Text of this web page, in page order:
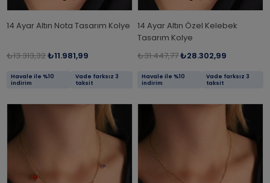
14 Ayar Altın Nota Tasarım Kolye
₺13.313,32₺11.981,99
Havale ile %10
indirim
Vade farksız 3
taksit
14 Ayar Altın Özel Kelebek
Tasarım Kolye
₺31.447,77₺28.302,99
Havale ile %10
indirim
Vade farksız 3
taksit